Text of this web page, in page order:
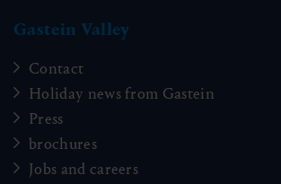
Gastein Valley
Contact
Holiday news from Gastein
Press
brochures
Jobs and careers